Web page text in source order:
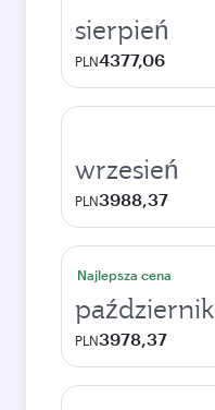
sierpień
PLN4377,06
wrzesień
PLN3988,37
Najlepsza cena
październik
PLN3978,37